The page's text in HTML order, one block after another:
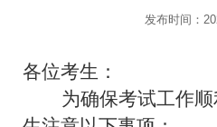
发布时间：
各位考生：
为确保考试工作